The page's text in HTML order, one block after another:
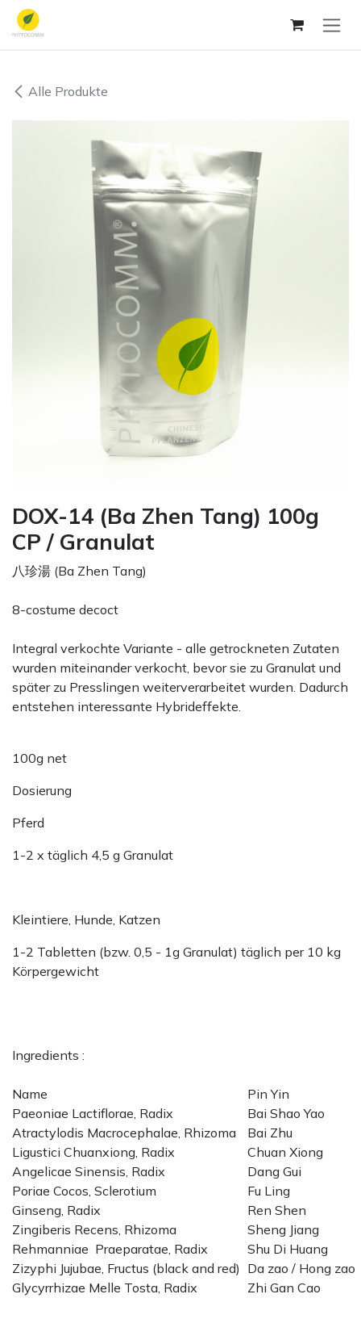
Zum Inhalt springen
Alle Produkte
DOX-14 (Ba Zhen Tang) 100g
CP / Granulat
八珍湯 (Ba Zhen Tang)
8-costume decoct
Integral verkochte Variante - alle getrockneten Zutaten
wurden miteinander verkocht, bevor sie zu Granulat und
später zu Presslingen weiterverarbeitet wurden. Dadurch
entstehen interessante Hybrideffekte.
100g net
Dosierung
Pferd
1-2 x täglich 4,5 g Granulat
Kleintiere, Hunde, Katzen
1-2 Tabletten (bzw. 0,5 - 1g Granulat) täglich per 10 kg
Körpergewicht
Ingredients :
Name
Pin Yin
Paeoniae Lactiflorae, Radix
Bai Shao Yao
Atractylodis Macrocephalae, Rhizoma
Bai Zhu
Ligustici Chuanxiong, Radix
Chuan Xiong
Angelicae Sinensis, Radix
Dang Gui
Poriae Cocos, Sclerotium
Fu Ling
Ginseng, Radix
Ren Shen
Zingiberis Recens, Rhizoma
Sheng Jiang
Rehmanniae Praeparatae, Radix
Shu Di Huang
Zizyphi Jujubae, Fructus (black and red) Da zao / Hong zao
Glycyrrhizae Melle Tosta, Radix
Zhi Gan Cao